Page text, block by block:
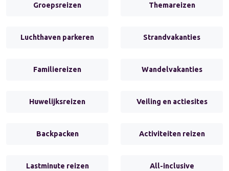
Groepsreizen Themareizen
Luchthaven parkeren Strandvakanties
Familiereizen Wandelvakanties
Huwelijksreizen Veiling en actiesites
Backpacken Activiteiten reizen
Lastminute reizen All-inclusive